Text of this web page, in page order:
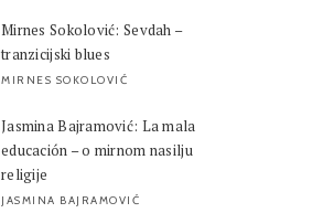
Mirnes Sokolović: Sevdah –
tranzicijski blues
MIRNES SOKOLOVIĆ
Jasmina Bajramović: La mala
educación – o mirnom nasilju
religije
JASMINA BAJRAMOVIĆ